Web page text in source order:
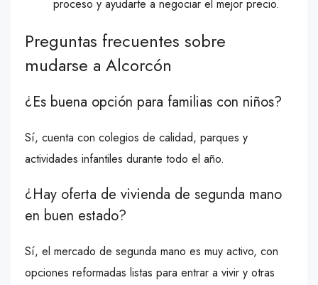
proceso y ayudarte a negociar el mejor precio.
Preguntas frecuentes sobre
mudarse a Alcorcón
¿Es buena opción para familias con niños?
Sí, cuenta con colegios de calidad, parques y
actividades infantiles durante todo el año.
¿Hay oferta de vivienda de segunda mano
en buen estado?
Sí, el mercado de segunda mano es muy activo, con
opciones reformadas listas para entrar a vivir y otras